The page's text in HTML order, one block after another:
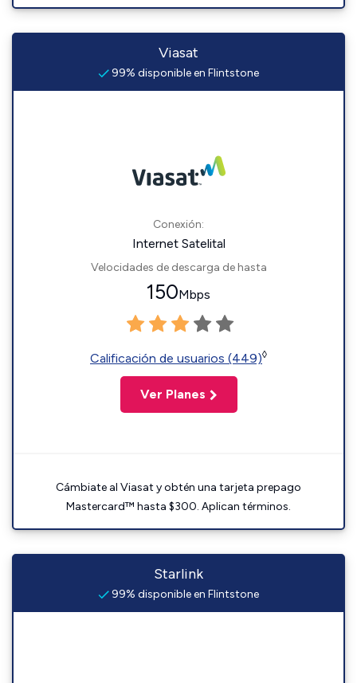
Viasat
99% disponible en Flintstone
Conexión:
Internet Satelital
Velocidades de descarga de hasta
150Mbps
Calificación de usuarios (449)◊
Ver Planes
Cámbiate al Viasat y obtén una tarjeta prepago
Mastercard™ hasta $300. Aplican términos.
Starlink
99% disponible en Flintstone